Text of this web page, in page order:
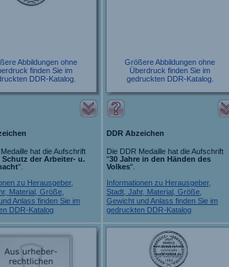
Abbildungen ohne
finden Sie im
DDR-Katalog.
hat die Aufschrift
Schutz der Arbeiter- u.
".
zu Herausgeber,
Material, Größe,
Anlass finden Sie im
DDR-Katalog
Größere Abbildungen ohne
Überdruck finden Sie im
gedruckten DDR-Katalog.
DDR Abzeichen
Die DDR Medaille hat die Aufschrift
"30 Jahre in den Händen des
Volkes".
Informationen zu Herausgeber,
Stadt, Jahr, Material, Größe,
Gewicht und Anlass finden Sie im
gedruckten DDR-Katalog